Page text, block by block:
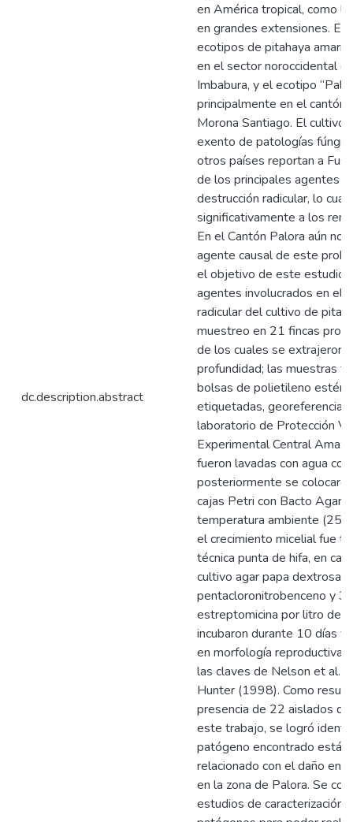
dc.description.abstract
en América tropical, como
en grandes extensiones. En
ecotipos de pitahaya
en el sector noroccidental
Imbabura, y el ecotipo
principalmente en el cantón
Morona Santiago. El cultivo
exento de patologías
otros países reportan a
de los principales agentes
destrucción radicular, lo cual
significativamente a los
En el Cantón Palora aún no
agente causal de este
el objetivo de este estudio
agentes involucrados en el
radicular del cultivo de
muestreo en 21 fincas
de los cuales se extrajeron
profundidad; las muestras
bolsas de polietileno
etiquetadas,
laboratorio de Protección
Experimental Central
fueron lavadas con agua
posteriormente se
cajas Petri con Bacto Agar
temperatura ambiente (25
el crecimiento micelial fue
técnica punta de hifa, en
cultivo agar papa dextrosa
pentacloronitrobenceno y
estreptomicina por litro de
incubaron durante 10 días
en morfología reproductiva,
las claves de Nelson et al.
Hunter (1998). Como
presencia de 22 aislados de
este trabajo, se logró
patógeno encontrado está
relacionado con el daño en
en la zona de Palora. Se
estudios de caracterización